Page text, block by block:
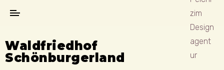
Waldfriedhof
Schönburgerland